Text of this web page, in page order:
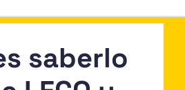
saberlo